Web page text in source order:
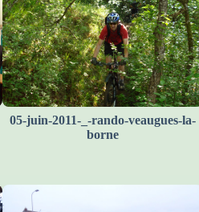
05-juin-2011-_-rando-veaugues-la-
borne